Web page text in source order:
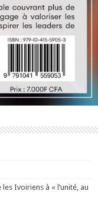
Ivoiriens à « l’unité, au